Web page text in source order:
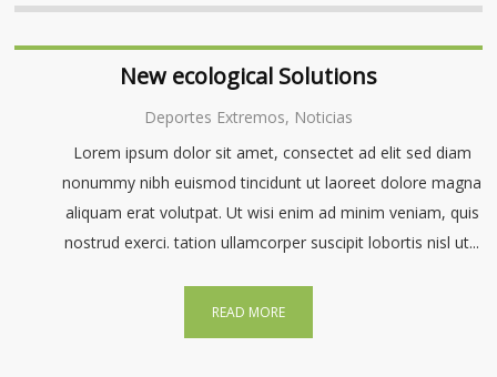
New ecological Solutions
Deportes Extremos, Noticias
Lorem ipsum dolor sit amet, consectet ad elit sed diam
nonummy nibh euismod tincidunt ut laoreet dolore magna
aliquam erat volutpat. Ut wisi enim ad minim veniam, quis
nostrud exerci. tation ullamcorper suscipit lobortis nisl ut...
READ MORE